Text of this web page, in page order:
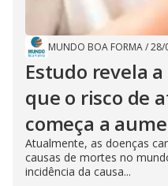
MUNDO BOA FORMA/28/
Estudo revela
que o risco de
começa a
Atualmente, as doenças
causas de mortes no
incidência da causa...